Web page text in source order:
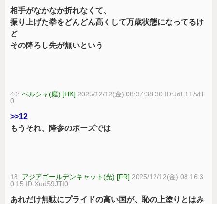
相手がなかなか折れなくて、
振り上げた拳をどんどん高くして万歳状態になってるけ
ど
その降ろし先が無いという
46:ペルシャ(庭) [HK] 2025/12/12(金) 08:37:38.30 ID:JdE1T/vH
0
>>12
もうそれ、降参のポーズでは
18: アジアゴールデンキャット(光) [FR] 2025/12/12(金) 08:16:3
0.15 ID:XudS9JTI0
あれだけ無駄にプライドの高い国が、恥の上塗りとはみ